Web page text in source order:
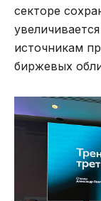
секторе
источникам
биржевых